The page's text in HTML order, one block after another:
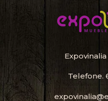
Expovinalia
Telefone.